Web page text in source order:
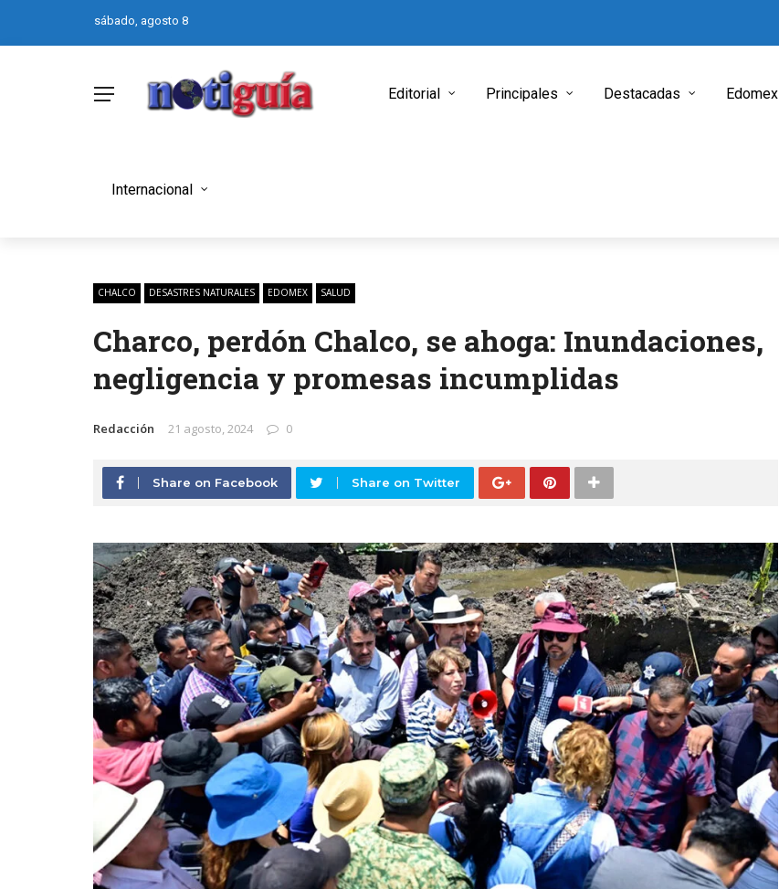
sábado, agosto 8
Editorial Principales Destacadas Edomex
Internacional
CHALCO DESASTRES NATURALES EDOMEX SALUD
Charco, perdón Chalco, se ahoga: Inundaciones,
negligencia y promesas incumplidas
Redacción 21 agosto, 2024 0
Share on Facebook Share on Twitter